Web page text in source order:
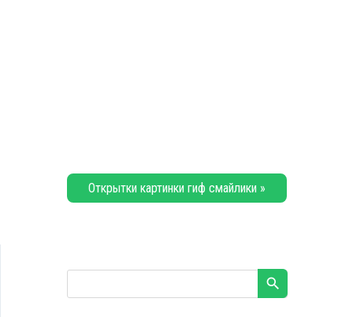
Открытки картинки гиф смайлики »